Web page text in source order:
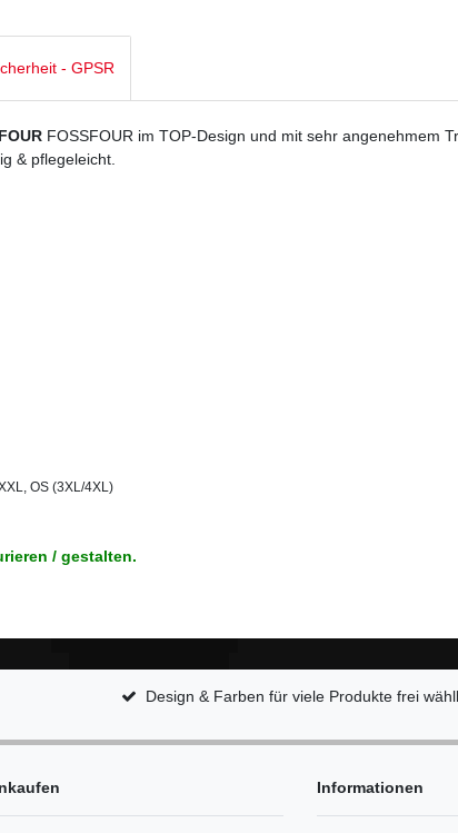
- GPSR
FOUR FOSSFOUR im TOP-Design und mit sehr angenehmem
& pflegeleicht.
OS (3XL/4XL)
/ gestalten.
Design & Farben für viele Produkte frei
Informationen